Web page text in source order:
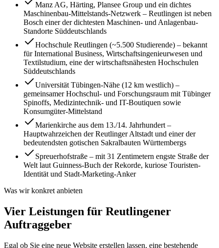
Manz AG, Härting, Plansee Group und ein dichtes
Maschinenbau-Mittelstands-Netzwerk – Reutlingen ist neben
Bosch einer der dichtesten Maschinen- und Anlagenbau-
Standorte Süddeutschlands
Hochschule Reutlingen (~5.500 Studierende) – bekannt
für International Business, Wirtschaftsingenieurwesen und
Textilstudium, eine der wirtschaftsnähesten Hochschulen
Süddeutschlands
Universität Tübingen-Nähe (12 km westlich) –
gemeinsamer Hochschul- und Forschungsraum mit Tübinger
Spinoffs, Medizintechnik- und IT-Boutiquen sowie
Konsumgüter-Mittelstand
Marienkirche aus dem 13./14. Jahrhundert –
Hauptwahrzeichen der Reutlinger Altstadt und einer der
bedeutendsten gotischen Sakralbauten Württembergs
Spreuerhofstraße – mit 31 Zentimetern engste Straße der
Welt laut Guinness-Buch der Rekorde, kuriose Touristen-
Identität und Stadt-Marketing-Anker
Was wir konkret anbieten
Vier Leistungen für Reutlingener
Auftraggeber
Egal ob Sie eine neue Website erstellen lassen, eine bestehende